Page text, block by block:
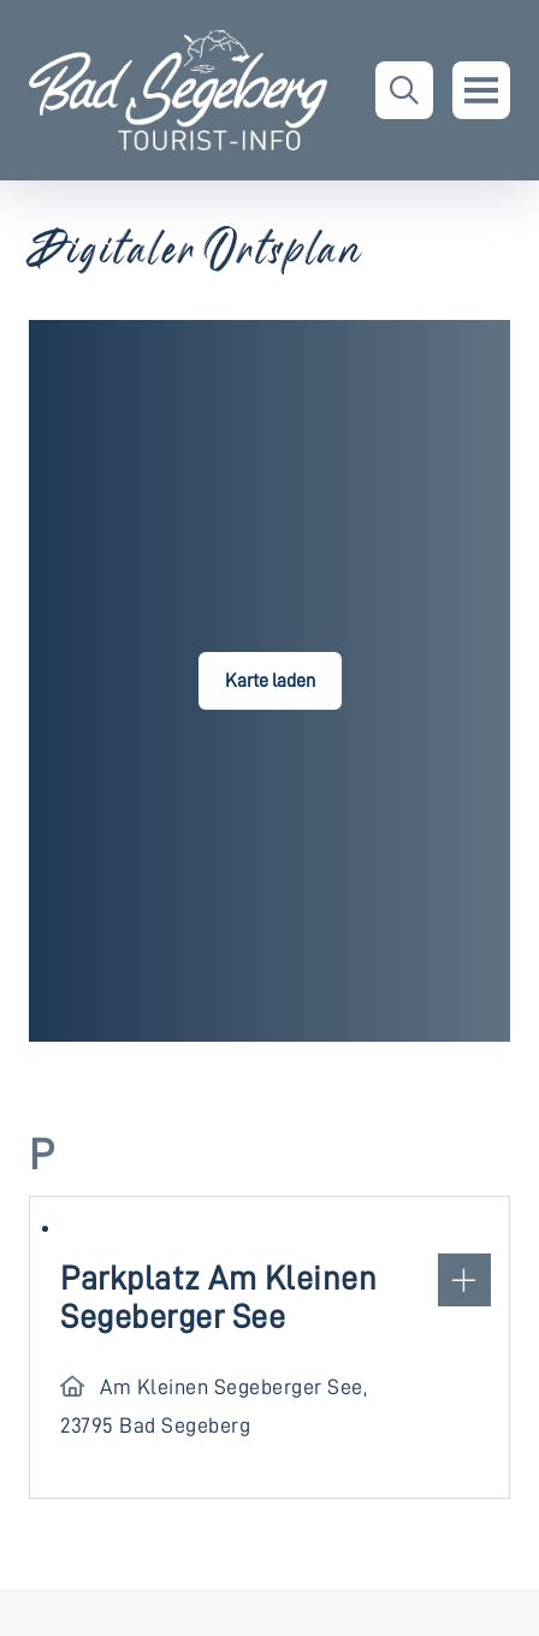
Digitaler Ortsplan
Karte laden
P
Parkplatz Am Kleinen
Segeberger See
Am Kleinen Segeberger See,
23795 Bad Segeberg